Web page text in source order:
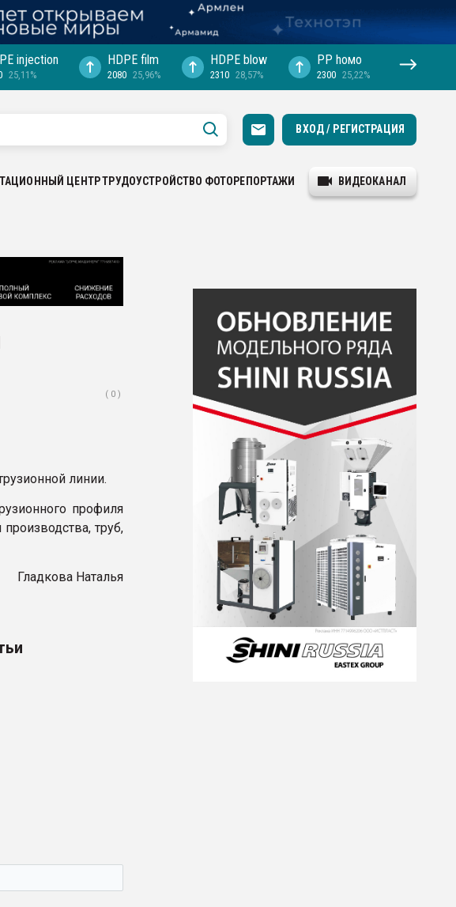
injection
25,11%
HDPE film
2080 25,96%
HDPE blow
2310 28,57%
PP hомо
2300 25,22%
ВХОД / РЕГИСТРАЦИЯ
ЦЕНТРТРУДОУСТРОЙСТВО ФОТОРЕПОРТАЖИ ВИДЕОКАНАЛ
( 0 )
линии.
профиля
труб,
Гладкова Наталья